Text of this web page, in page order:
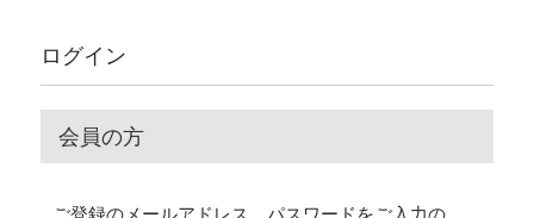
ログイン
会員の方